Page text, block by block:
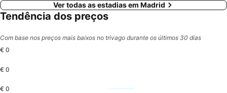
Ver todas as estadias em Madrid
Tendência dos preços
Com base nos preços mais baixos no trivago durante os últimos 30 dias
€ 0
€ 0
€ 0